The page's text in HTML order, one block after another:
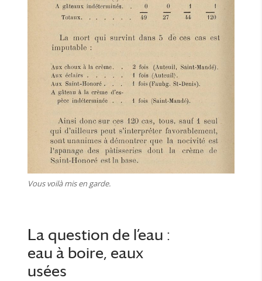
Vous voilà mis en garde.
La question de l’eau :
eau à boire, eaux
usées